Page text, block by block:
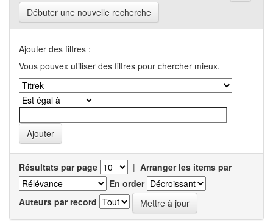
Débuter une nouvelle recherche
Ajouter des filtres :
Vous pouvex utiliser des filtres pour chercher mieux.
Résultats par page | Arranger les items par
En order
Auteurs par record